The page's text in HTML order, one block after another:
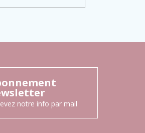
notre info par mail